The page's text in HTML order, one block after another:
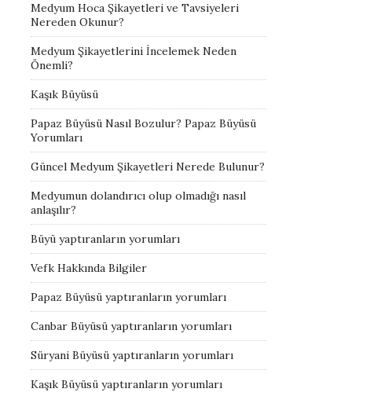
Medyum Hoca Şikayetleri ve Tavsiyeleri
Nereden Okunur?
Medyum Şikayetlerini İncelemek Neden
Önemli?
Kaşık Büyüsü
Papaz Büyüsü Nasıl Bozulur? Papaz Büyüsü
Yorumları
Güncel Medyum Şikayetleri Nerede Bulunur?
Medyumun dolandırıcı olup olmadığı nasıl
anlaşılır?
Büyü yaptıranların yorumları
Vefk Hakkında Bilgiler
Papaz Büyüsü yaptıranların yorumları
Canbar Büyüsü yaptıranların yorumları
Süryani Büyüsü yaptıranların yorumları
Kaşık Büyüsü yaptıranların yorumları